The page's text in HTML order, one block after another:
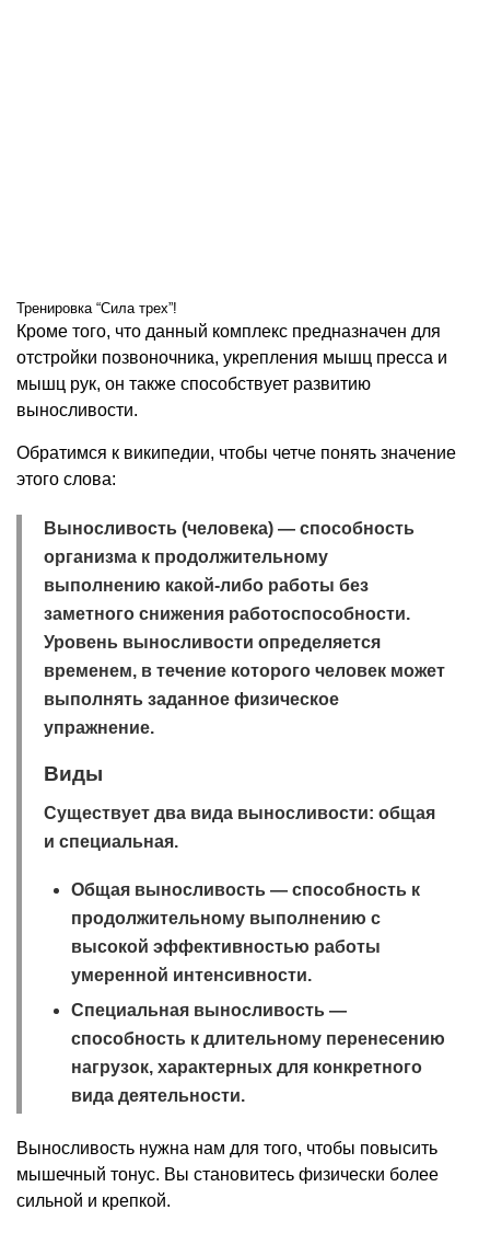
Тренировка “Сила трех”!
Кроме того, что данный комплекс предназначен для
отстройки позвоночника, укрепления мышц пресса и
мышц рук, он также способствует развитию
выносливости.
Обратимся к википедии, чтобы четче понять значение
этого слова:
Выносливость (человека) — способность
организма к продолжительному
выполнению какой-либо работы без
заметного снижения работоспособности.
Уровень выносливости определяется
временем, в течение которого человек может
выполнять заданное физическое
упражнение.
Виды
Существует два вида выносливости: общая
и специальная.
Общая выносливость — способность к
продолжительному выполнению с
высокой эффективностью работы
умеренной интенсивности.
Специальная выносливость —
способность к длительному перенесению
нагрузок, характерных для конкретного
вида деятельности.
Выносливость нужна нам для того, чтобы повысить
мышечный тонус. Вы становитесь физически более
сильной и крепкой.